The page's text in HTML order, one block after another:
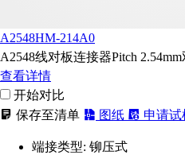
A2548HM-214A0
A2548线对板连接器Pitch
查看详情
开始对比
保存至清单
图纸 申请试
端接类型: 铆压式